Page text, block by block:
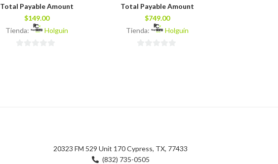
Total Payable Amount
$149.00
Tienda:
Holguín
Total Payable Amount
$749.00
Tienda:
Holguín
20323 FM 529 Unit 170 Cypress, TX, 77433
(832) 735-0505